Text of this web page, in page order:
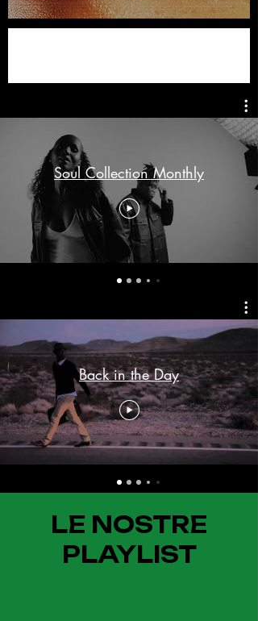
Soul Collection Monthly
Back in the Day
LE NOSTRE
PLAYLIST